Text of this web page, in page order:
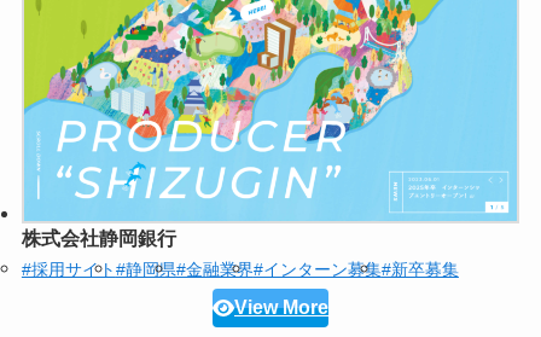
株式会社静岡銀行
#採用サイト#静岡県#金融業界#インターン募集#新卒募集
View More